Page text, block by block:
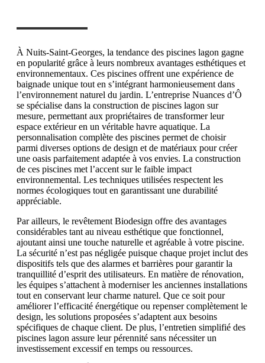
À Nuits-Saint-Georges, la tendance des piscines lagon gagne
en popularité grâce à leurs nombreux avantages esthétiques et
environnementaux. Ces piscines offrent une expérience de
baignade unique tout en s’intégrant harmonieusement dans
l’environnement naturel du jardin. L’entreprise Nuances d’Ô
se spécialise dans la construction de piscines lagon sur
mesure, permettant aux propriétaires de transformer leur
espace extérieur en un véritable havre aquatique. La
personnalisation complète des piscines permet de choisir
parmi diverses options de design et de matériaux pour créer
une oasis parfaitement adaptée à vos envies. La construction
de ces piscines met l’accent sur le faible impact
environnemental. Les techniques utilisées respectent les
normes écologiques tout en garantissant une durabilité
appréciable.
Par ailleurs, le revêtement Biodesign offre des avantages
considérables tant au niveau esthétique que fonctionnel,
ajoutant ainsi une touche naturelle et agréable à votre piscine.
La sécurité n’est pas négligée puisque chaque projet inclut des
dispositifs tels que des alarmes et barrières pour garantir la
tranquillité d’esprit des utilisateurs. En matière de rénovation,
les équipes s’attachent à moderniser les anciennes installations
tout en conservant leur charme naturel. Que ce soit pour
améliorer l’efficacité énergétique ou repenser complètement le
design, les solutions proposées s’adaptent aux besoins
spécifiques de chaque client. De plus, l’entretien simplifié des
piscines lagon assure leur pérennité sans nécessiter un
investissement excessif en temps ou ressources.